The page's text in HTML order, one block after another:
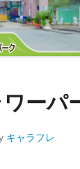
ーパ
キャラフレ